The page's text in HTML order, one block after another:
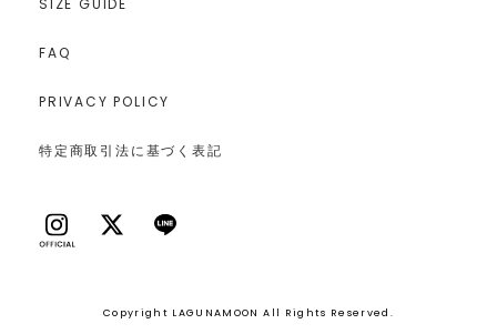
SIZE GUIDE
FAQ
PRIVACY POLICY
特定商取引法に基づく表記
Copyright LAGUNAMOON All Rights Reserved.